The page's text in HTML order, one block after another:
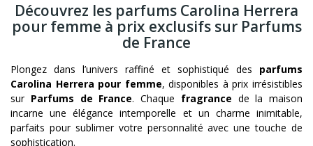
Découvrez les parfums Carolina Herrera
pour femme à prix exclusifs sur Parfums
de France
Plongez dans l’univers raffiné et sophistiqué des parfums
Carolina Herrera pour femme, disponibles à prix irrésistibles
sur Parfums de France. Chaque fragrance de la maison
incarne une élégance intemporelle et un charme inimitable,
parfaits pour sublimer votre personnalité avec une touche de
sophistication.